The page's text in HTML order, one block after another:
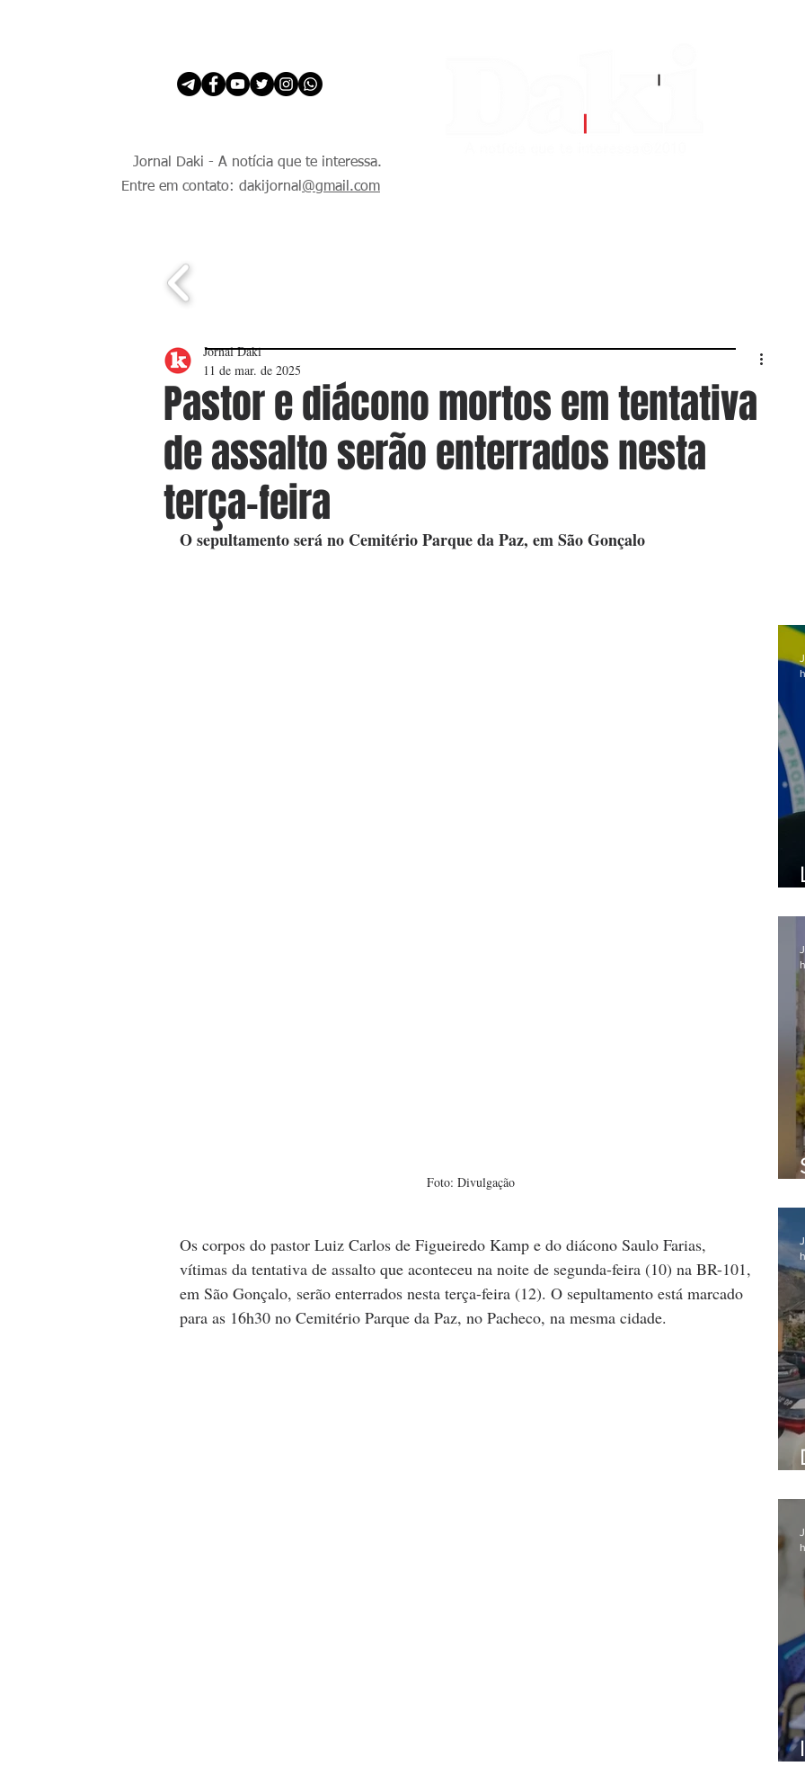
Jornal Daki - A notícia que te interessa.
Entre em contato: dakijornal @gmail.com
Pastor e diácono mortos em tentativa
de assalto serão enterrados nesta
terça-feira
Jornal Daki
11 de mar. de 2025
O sepultamento será no Cemitério Parque da Paz, em São Gonçalo
Foto: Divulgação
Os corpos do pastor Luiz Carlos de Figueiredo Kamp e do diácono Saulo Farias,
vítimas da tentativa de assalto que aconteceu na noite de segunda-feira (10) na BR-101,
em São Gonçalo, serão enterrados nesta terça-feira (12). O sepultamento está marcado
para as 16h30 no Cemitério Parque da Paz, no Pacheco, na mesma cidade.